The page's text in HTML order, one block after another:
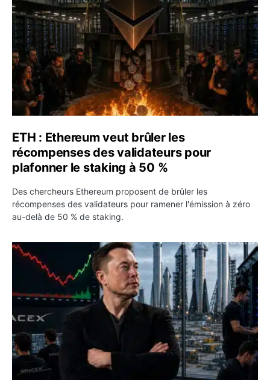
ETH : Ethereum veut brûler les
récompenses des validateurs pour
plafonner le staking à 50 %
Des chercheurs Ethereum proposent de brûler les
récompenses des validateurs pour ramener l'émission à zéro
au-delà de 50 % de staking.
SPCX : SpaceX publie 7,8 milliards de dollars de